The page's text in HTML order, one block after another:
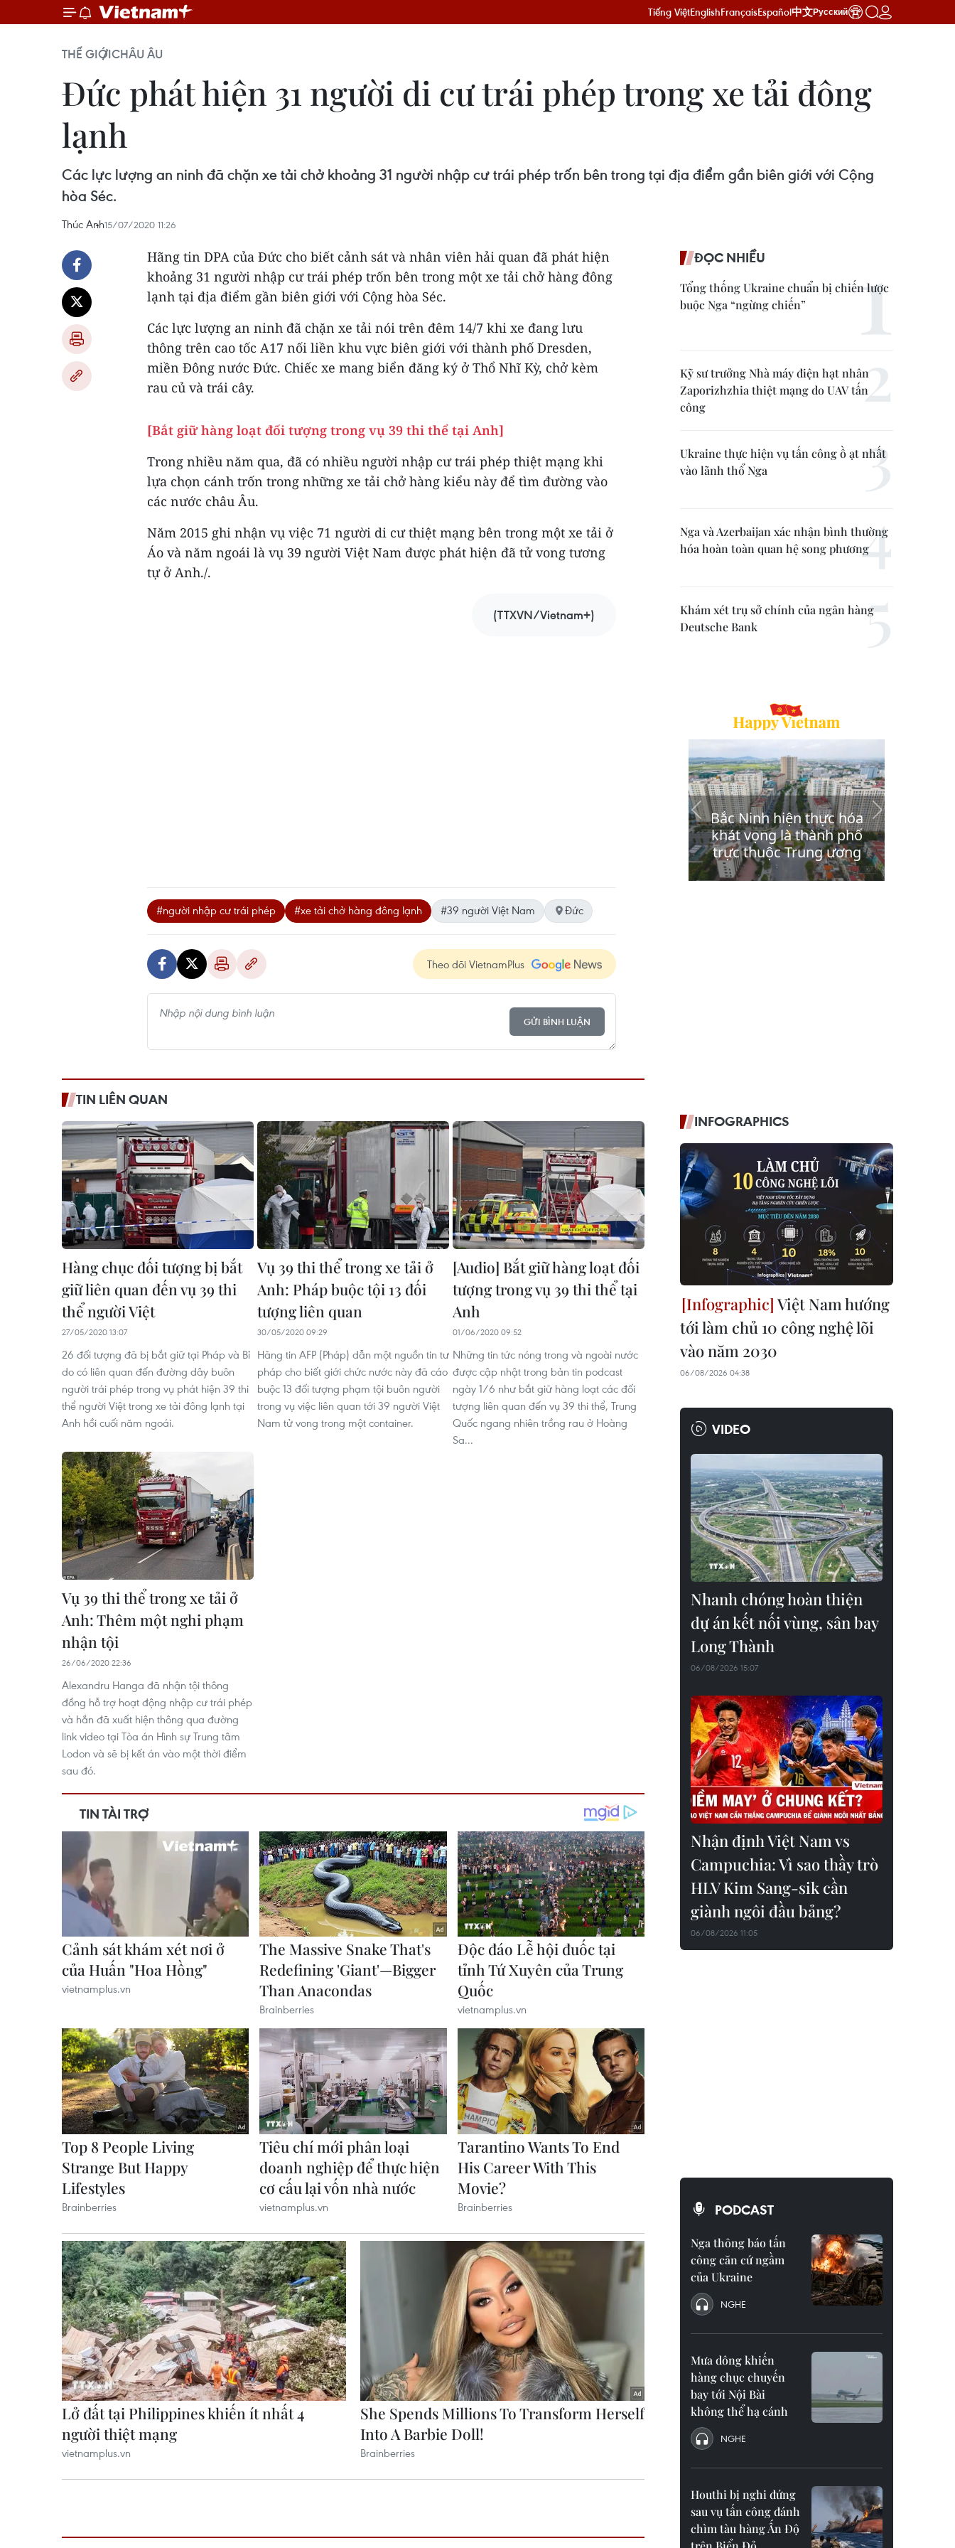
Tiếng ViệtEnglishFrançaisEspañol中文Русский
THẾ GIỚICHÂU ÂU
Đức phát hiện 31 người di cư trái phép trong xe tải đông
lạnh
Các lực lượng an ninh đã chặn xe tải chở khoảng 31 người nhập cư trái phép trốn bên trong tại địa điểm gần biên giới với Cộng
hòa Séc.
Thúc Anh15/07/2020 11:26
Hãng tin DPA của Đức cho biết cảnh sát và nhân viên hải quan đã phát hiện
khoảng 31 người nhập cư trái phép trốn bên trong một xe tải chở hàng đông
lạnh tại địa điểm gần biên giới với Cộng hòa Séc.
Các lực lượng an ninh đã chặn xe tải nói trên đêm 14/7 khi xe đang lưu
thông trên cao tốc A17 nối liền khu vực biên giới với thành phố Dresden,
miền Đông nước Đức. Chiếc xe mang biển đăng ký ở Thổ Nhĩ Kỳ, chở kèm
rau củ và trái cây.
[Bắt giữ hàng loạt đối tượng trong vụ 39 thi thể tại Anh]
Trong nhiều năm qua, đã có nhiều người nhập cư trái phép thiệt mạng khi
lựa chọn cánh trốn trong những xe tải chở hàng kiểu này để tìm đường vào
các nước châu Âu.
Năm 2015 ghi nhận vụ việc 71 người di cư thiệt mạng bên trong một xe tải ở
Áo và năm ngoái là vụ 39 người Việt Nam được phát hiện đã tử vong tương
tự ở Anh./.
(TTXVN/Vietnam+)
#người nhập cư trái phép #xe tải chở hàng đông lạnh #39 người Việt Nam Đức
Theo dõi VietnamPlus
GỬI BÌNH LUẬN
TIN LIÊN QUAN
Hàng chục đối tượng bị bắt
giữ liên quan đến vụ 39 thi
thể người Việt
27/05/2020 13:07
26 đối tượng đã bị bắt giữ tại Pháp và Bỉ
do có liên quan đến đường dây buôn
người trái phép trong vụ phát hiện 39 thi
thể người Việt trong xe tải đông lạnh tại
Anh hồi cuối năm ngoái.
Vụ 39 thi thể trong xe tải ở
Anh: Pháp buộc tội 13 đối
tượng liên quan
30/05/2020 09:29
Hãng tin AFP (Pháp) dẫn một nguồn tin tư
pháp cho biết giới chức nước này đã cáo
buộc 13 đối tượng phạm tội buôn người
trong vụ việc liên quan tới 39 người Việt
Nam tử vong trong một container.
[Audio] Bắt giữ hàng loạt đối
tượng trong vụ 39 thi thể tại
Anh
01/06/2020 09:52
Những tin tức nóng trong và ngoài nước
được cập nhật trong bản tin podcast
ngày 1/6 như bắt giữ hàng loạt các đối
tượng liên quan đến vụ 39 thi thể, Trung
Quốc ngang nhiên trồng rau ở Hoàng
Sa...
Vụ 39 thi thể trong xe tải ở
Anh: Thêm một nghi phạm
nhận tội
26/06/2020 22:36
Alexandru Hanga đã nhận tội thông
đồng hỗ trợ hoạt động nhập cư trái phép
và hắn đã xuất hiện thông qua đường
link video tại Tòa án Hình sự Trung tâm
Lodon và sẽ bị kết án vào một thời điểm
sau đó.
ĐỌC NHIỀU
Tổng thống Ukraine chuẩn bị chiến lược
buộc Nga “ngừng chiến”
Kỹ sư trưởng Nhà máy điện hạt nhân
Zaporizhzhia thiệt mạng do UAV tấn
công
Ukraine thực hiện vụ tấn công ồ ạt nhất
vào lãnh thổ Nga
Nga và Azerbaijan xác nhận bình thường
hóa hoàn toàn quan hệ song phương
Khám xét trụ sở chính của ngân hàng
Deutsche Bank
INFOGRAPHICS
Việt Nam hướng
tới làm chủ 10 công nghệ lõi
vào năm 2030
06/08/2026 04:38
VIDEO
Nhanh chóng hoàn thiện
dự án kết nối vùng, sân bay
Long Thành
06/08/2026 15:07
Nhận định Việt Nam vs
Campuchia: Vì sao thầy trò
HLV Kim Sang-sik cần
giành ngôi đầu bảng?
06/08/2026 11:05
PODCAST
Nga thông báo tấn
công căn cứ ngầm
của Ukraine
NGHE
Mưa dông khiến
hàng chục chuyến
bay tới Nội Bài
không thể hạ cánh
NGHE
Houthi bị nghi đứng
sau vụ tấn công đánh
chìm tàu hàng Ấn Độ